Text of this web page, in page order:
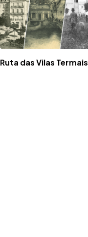
Ruta das Vilas Termais